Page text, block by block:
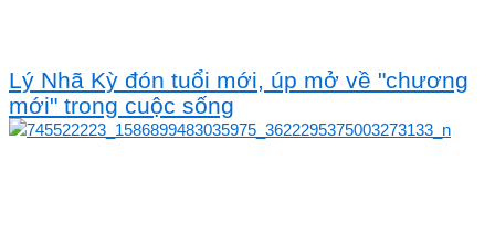
Lý Nhã Kỳ đón tuổi mới, úp mở về "chương
mới" trong cuộc sống